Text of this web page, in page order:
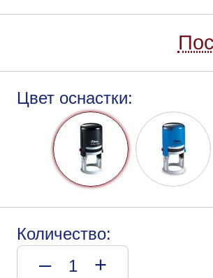
Цвет оснастки:
Количество:
– +